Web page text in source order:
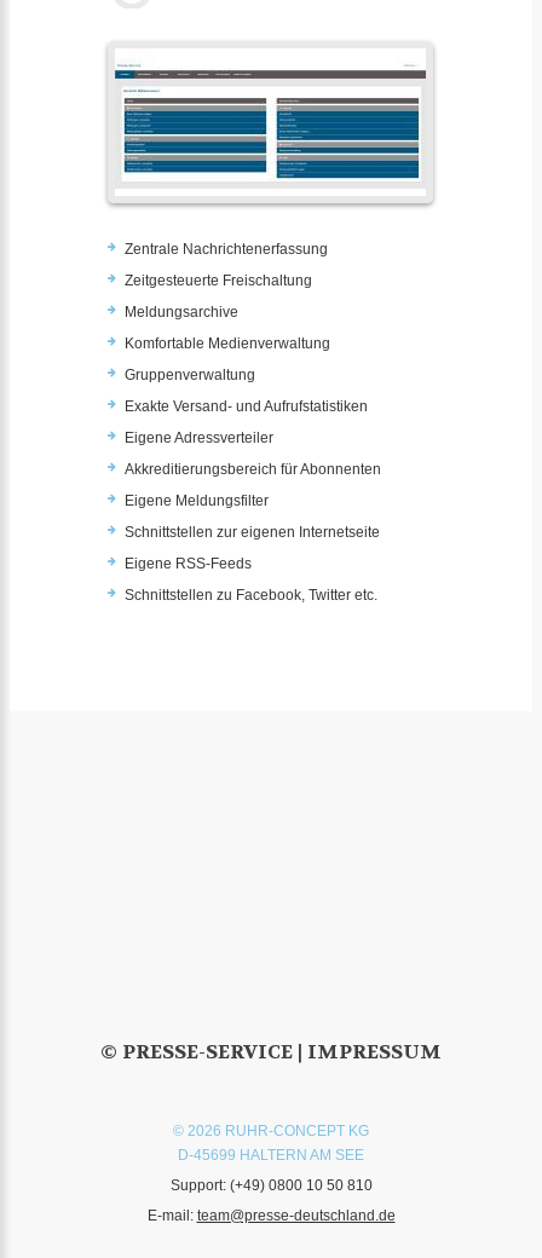
Zentrale Nachrichtenerfassung
Zeitgesteuerte Freischaltung
Meldungsarchive
Komfortable Medienverwaltung
Gruppenverwaltung
Exakte Versand- und Aufrufstatistiken
Eigene Adressverteiler
Akkreditierungsbereich für Abonnenten
Eigene Meldungsfilter
Schnittstellen zur eigenen Internetseite
Eigene RSS-Feeds
Schnittstellen zu Facebook, Twitter etc.
© PRESSE-SERVICE | IMPRESSUM
© 2026 RUHR-CONCEPT KG
D-45699 HALTERN AM SEE
Support: (+49) 0800 10 50 810
E-mail: team@presse-deutschland.de